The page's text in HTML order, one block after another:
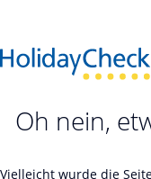
Oh nein,
Vielleicht wurde die